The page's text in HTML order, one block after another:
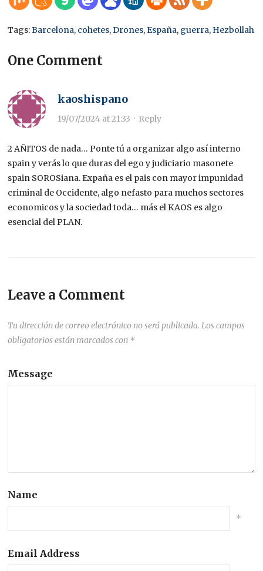
Tags:Barcelona, cohetes,Drones,España, guerra, Hezbollah
One Comment
kaoshispano
19/07/2024 at 21:33 · Reply
2 AÑITOS de nada… Ponte tú a organizar algo así interno
spain y verás lo que duras del ego y judiciario masonete
spain SOROSiana. Expaña es el pais con mayor impunidad
criminal de Occidente, algo nefasto para muchos sectores
economicos y la sociedad toda… más el KAOS es algo
esencial del PLAN.
Leave a Comment
Tu dirección de correo electrónico no será publicada. Los campos
obligatorios están marcados con *
Message
Name
*
Email Address